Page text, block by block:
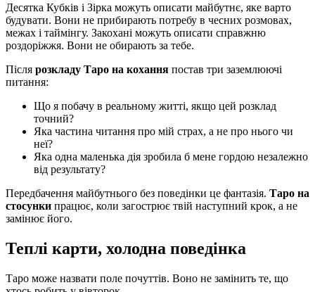
Десятка Кубків і Зірка можуть описати майбутнє, яке варто
будувати. Вони не прибирають потребу в чесних розмовах,
межах і таймінгу. Закохані можуть описати справжню
роздоріжжя. Вони не обирають за тебе.
Після розкладу Таро на кохання постав три заземлюючі
питання:
Що я побачу в реальному житті, якщо цей розклад
точний?
Яка частина читання про мій страх, а не про нього чи
неї?
Яка одна маленька дія зробила б мене гордою незалежно
від результату?
Передбачення майбутнього без поведінки це фантазія. Таро на
стосунки працює, коли загострює твій наступний крок, а не
замінює його.
Теплі карти, холодна поведінка
Таро може назвати поле почуттів. Воно не замінить те, що